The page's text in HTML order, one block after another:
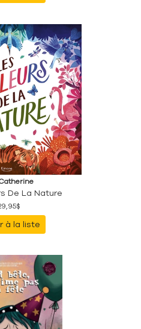
De La Nature
à la liste